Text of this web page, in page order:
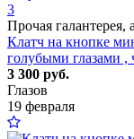
3
Прочая галантерея,
Клатч на кнопке
голубыми глазами ,
3 300 руб.
Глазов
19 февраля